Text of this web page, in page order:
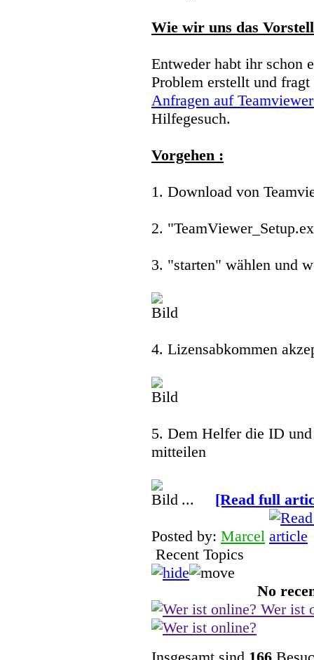
Wie wir uns das
Entweder habt ihr schon
Problem erstellt und
Anfragen auf
Hilfegesuch.
Vorgehen :
1. Download von
2.
3. "starten" wählen und
4. Lizensabkommen
5. Dem Helfer die ID
mitteilen
... [Read full
Posted by: Marcel
Recent Topics
No
Wer ist